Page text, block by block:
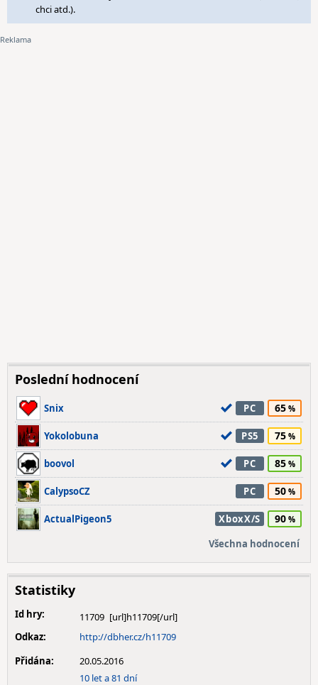
chci atd.).
Poslední hodnocení
Snix PC 65
Yokolobuna PS5 75
boovol PC 85
CalypsoCZ PC 50
ActualPigeon5 XboxX/S 90
Všechna hodnocení
Statistiky
Id hry:
11709
Odkaz:
http://dbher.cz/h11709
Přidána:
20.05.2016
10 let a 81 dní